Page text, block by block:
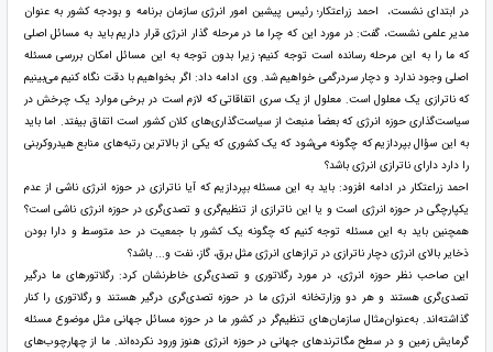
در ابتدای نشست، احمد زراعتکار؛ رئیس پیشین امور انرژی سازمان برنامه و بودجه کشور به عنوان
مدیر علمی نشست، گفت: در مورد این که چرا ما در مرحله گذار انرژی قرار داریم باید به مسائل اصلی
که ما را به این مرحله رسانده است توجه کنیم؛ زیرا بدون توجه به این مسائل امکان بررسی مسئله
اصلی وجود ندارد و دچار سردرگمی خواهیم شد. وی ادامه داد: اگر بخواهیم با دقت نگاه کنیم می‌بینیم
که ناترازی یک معلول است. معلول از یک سری اتفاقاتی که لازم است در برخی موارد یک چرخش در
سیاست‌گذاری حوزه انرژی که بعضاً منبعث از سیاست‌گذاری‌های کلان کشور است اتفاق بیفتد. اما باید
به این سؤال بپردازیم که چگونه می‌شود که یک کشوری که یکی از بالاترین رتبه‌های منابع هیدروکربنی
را دارد دارای ناترازی انرژی باشد؟
احمد زراعتکار در ادامه افزود: باید به این مسئله بپردازیم که آیا ناترازی در حوزه انرژی ناشی از عدم
یکپارچگی در حوزه انرژی است و یا این ناترازی از تنظیم‌گری و تصدی‌گری در حوزه انرژی ناشی است؟
همچنین باید به این مسئله توجه کنیم که چگونه یک کشور با جمعیت در حد متوسط و دارا بودن
ذخایر بالای انرژی دچار ناترازی در تراز‌های انرژی مثل برق، گاز، نفت و... باشد؟
این صاحب نظر حوزه انرژی، در مورد رگلاتوری و تصدی‌گری خاطرنشان کرد: رگلاتور‌های ما درگیر
تصدی‌گری هستند و هر دو وزارتخانه انرژی ما در حوزه تصدی‌گری درگیر هستند و رگلاتوری را کنار
گذاشته‌اند. به‌عنوان‌مثال سازمان‌های تنظیم‌گر در کشور ما در حوزه مسائل جهانی مثل موضوع مسئله
گرمایش زمین و در سطح مگاترند‌های جهانی در حوزه انرژی هنوز ورود نکرده‌اند. ما از چهارچوب‌های